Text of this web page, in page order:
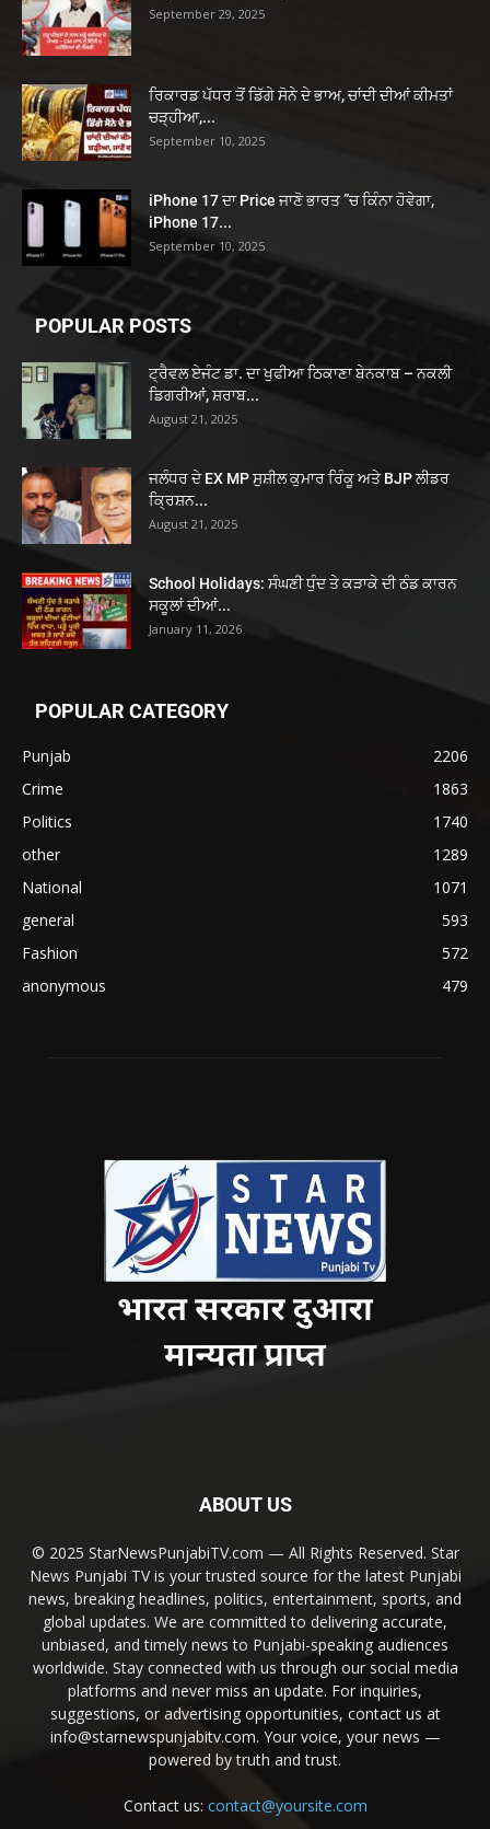
September 29, 2025
ਰਿਕਾਰਡ ਪੱਧਰ ਤੋਂ ਡਿੱਗੇ ਸੋਨੇ ਦੇ ਭਾਅ, ਚਾਂਦੀ ਦੀਆਂ ਕੀਮਤਾਂ
ਚੜ੍ਹੀਆ,...
September 10, 2025
iPhone 17 ਦਾ Price ਜਾਣੋ ਭਾਰਤ ”ਚ ਕਿੰਨਾ ਹੋਵੇਗਾ,
iPhone 17...
September 10, 2025
POPULAR POSTS
ਟ੍ਰੈਵਲ ਏਜੰਟ ਡਾ. ਦਾ ਖੁਫੀਆ ਠਿਕਾਣਾ ਬੇਨਕਾਬ – ਨਕਲੀ
ਡਿਗਰੀਆਂ, ਸ਼ਰਾਬ...
August 21, 2025
ਜਲੰਧਰ ਦੇ EX MP ਸੁਸ਼ੀਲ ਕੁਮਾਰ ਰਿੰਕੂ ਅਤੇ BJP ਲੀਡਰ
ਕ੍ਰਿਸ਼ਨ...
August 21, 2025
School Holidays: ਸੰਘਣੀ ਧੁੰਦ ਤੇ ਕੜਾਕੇ ਦੀ ਠੰਡ ਕਾਰਨ
ਸਕੂਲਾਂ ਦੀਆਂ...
January 11, 2026
POPULAR CATEGORY
Punjab
2206
Crime
1863
Politics
1740
other
1289
National
1071
general
593
Fashion
572
anonymous
479
ABOUT US
© 2025 StarNewsPunjabiTV.com — All Rights Reserved. Star
News Punjabi TV is your trusted source for the latest Punjabi
news, breaking headlines, politics, entertainment, sports, and
global updates. We are committed to delivering accurate,
unbiased, and timely news to Punjabi-speaking audiences
worldwide. Stay connected with us through our social media
platforms and never miss an update. For inquiries,
suggestions, or advertising opportunities, contact us at
info@starnewspunjabitv.com. Your voice, your news —
powered by truth and trust.
Contact us: contact@yoursite.com